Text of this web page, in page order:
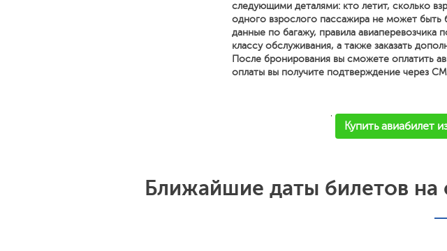
следующими деталями: кто летит, сколько
одного взрослого пассажира не может
данные по багажу, правила авиаперевозчика
классу обслуживания, а также заказать
После бронирования вы сможете оплатить
оплаты вы получите подтверждение через
'
Купить авиабилет
Ближайшие даты билетов